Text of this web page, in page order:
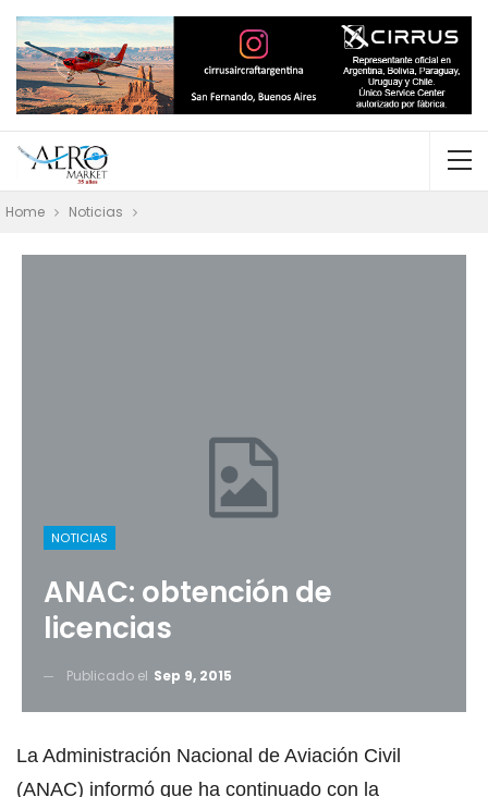
Home Noticias
NOTICIAS
ANAC: obtención de
licencias
Publicado el Sep 9, 2015
La Administración Nacional de Aviación Civil
(ANAC) informó que ha continuado con la